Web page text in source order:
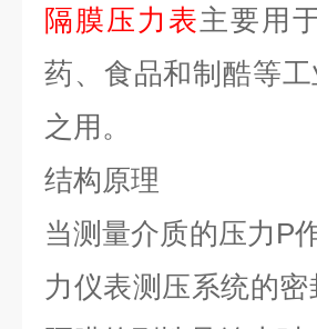
隔膜压力表主要用
药、食品和制酷等
之用。
结构原理
当测量介质的压力P
力仪表测压系统的